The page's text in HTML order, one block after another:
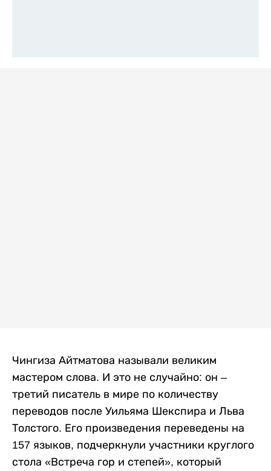
Чингиза Айтматова называли великим
мастером слова. И это не случайно: он –
третий писатель в мире по количеству
переводов после Уильяма Шекспира и Льва
Толстого. Его произведения переведены на
157 языков, подчеркнули участники круглого
стола «Встреча гор и степей», который